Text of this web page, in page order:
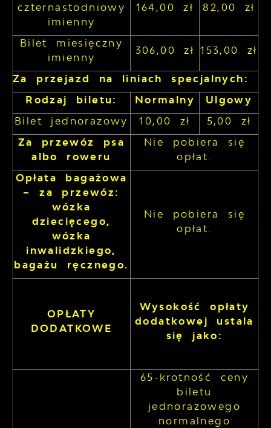
czternastodniowy
imienny
164,00 zł 82,00 zł
Bilet miesięczny
imienny
306,00 zł 153,00 zł
Za przejazd na liniach specjalnych:
Rodzaj biletu:
Normalny
Ulgowy
Bilet jednorazowy
10,00 zł
5,00 zł
Za przewóz psa
albo roweru
Nie pobiera się
opłat.
Opłata bagażowa
– za przewóz:
wózka
dziecięcego,
wózka
inwalidzkiego,
bagażu ręcznego.
Nie pobiera się
opłat.
OPŁATY
DODATKOWE
Wysokość opłaty
dodatkowej ustala
się jako:
65-krotność ceny
biletu
jednorazowego
normalnego